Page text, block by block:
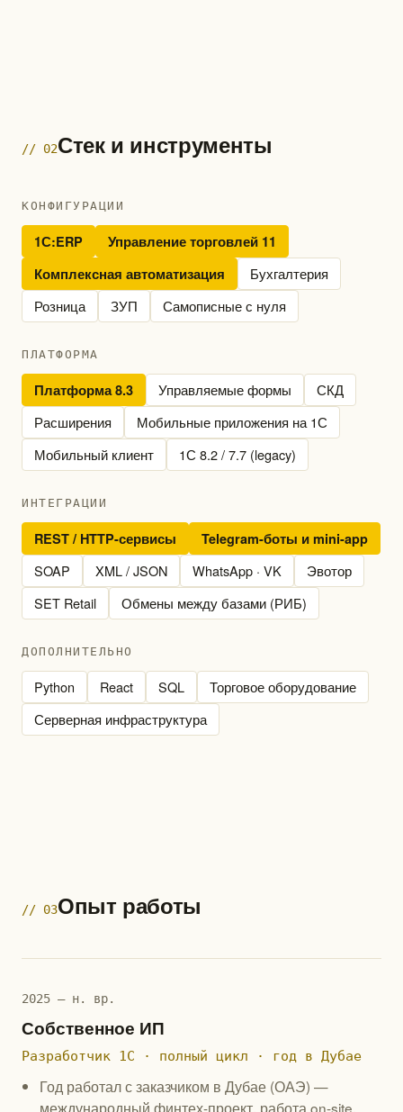
// 02Стек и инструменты
КОНФИГУРАЦИИ
1С:ERP
Управление торговлей 11
Комплексная автоматизация
Бухгалтерия
Розница
ЗУП Самописные с нуля
ПЛАТФОРМА
Платформа 8.3 Управляемые формы
СКД
Расширения
Мобильные приложения на 1С
Мобильный клиент
1С 8.2 / 7.7 (legacy)
ИНТЕГРАЦИИ
REST / HTTP-сервисы Telegram-боты и mini-app
SOAP XML / JSON WhatsApp · VK
Эвотор
SET Retail
Обмены между базами (РИБ)
ДОПОЛНИТЕЛЬНО
Python React SQL
Торговое оборудование
Серверная инфраструктура
// 03Опыт работы
2025 — н. вр.
Собственное ИП
Разработчик 1С · полный цикл · год в Дубае
Год работал с заказчиком в Дубае (ОАЭ) —
международный финтех-проект, работа on-site.